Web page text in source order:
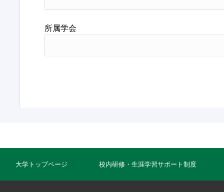
所属学会
大学トップページ 校内研修・生涯学習サポート制度